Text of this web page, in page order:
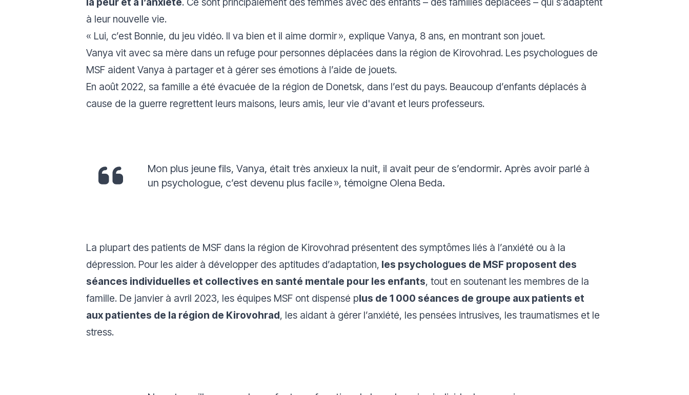
à leur nouvelle vie.
« Lui, c’est Bonnie, du jeu vidéo. Il va bien et il aime dormir», explique Vanya, 8 ans, en montrant son jouet.
Vanya vit avec sa mère dans un refuge pour personnes déplacées dans la région de Kirovohrad. Les psychologues de
MSF aident Vanya à partager et à gérer ses émotions à l’aide de jouets.
En août 2022, sa famille a été évacuée de la région de Donetsk, dans l’est du pays. Beaucoup d’enfants déplacés à
cause de la guerre regrettent leurs maisons, leurs amis, leur vie d'avant et leurs professeurs.
Mon plus jeune fils, Vanya, était très anxieux la nuit, il avait peur de s’endormir. Après avoir parlé à
un psychologue, c’est devenu plus facile », témoigne Olena Beda.
La plupart des patients de MSF dans la région de Kirovohrad présentent des symptômes liés à l’anxiété ou à la
dépression. Pour les aider à développer des aptitudes d’adaptation, les psychologues de MSF proposent des
séances individuelles et collectives en santé mentale pour les enfants, tout en soutenant les membres de la
famille. De janvier à avril 2023, les équipes MSF ont dispensé plus de 1 000 séances de groupe aux patients et
aux patientes de la région de Kirovohrad, les aidant à gérer l’anxiété, les pensées intrusives, les traumatismes et le
stress.